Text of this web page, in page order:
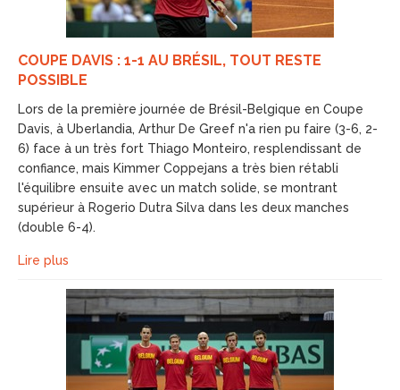
COUPE DAVIS : 1-1 AU BRÉSIL, TOUT RESTE
POSSIBLE
Lors de la première journée de Brésil-Belgique en Coupe
Davis, à Uberlandia, Arthur De Greef n'a rien pu faire (3-6, 2-
6) face à un très fort Thiago Monteiro, resplendissant de
confiance, mais Kimmer Coppejans a très bien rétabli
l'équilibre ensuite avec un match solide, se montrant
supérieur à Rogerio Dutra Silva dans les deux manches
(double 6-4).
Lire plus